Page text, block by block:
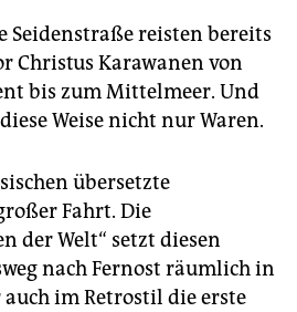
Seidenstraße reisten bereits
Christus Karawanen von
bis zum Mittelmeer. Und
Weise nicht nur Waren.
übersetzte
Fahrt. Die
der Welt“ setzt diesen
nach Fernost räumlich in
auch im Retrostil die erste